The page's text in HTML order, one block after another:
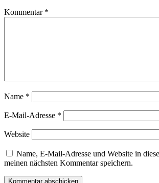
Kommentar *
Name *
E-Mail-Adresse *
Website
Name, E-Mail-Adresse und Website in
meinen nächsten Kommentar speichern.